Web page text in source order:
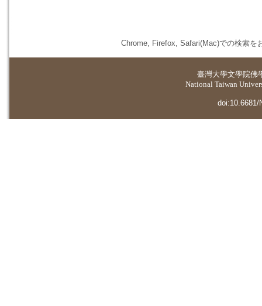
Chrome, Firefox, Safari(Mac)での検索を
臺灣大學文學院佛
National Taiwan
doi:10.6681/